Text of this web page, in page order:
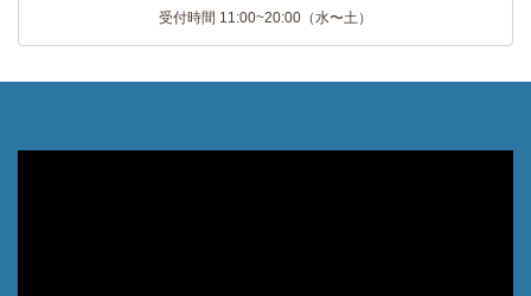
受付時間 11:00~20:00 （水〜土）